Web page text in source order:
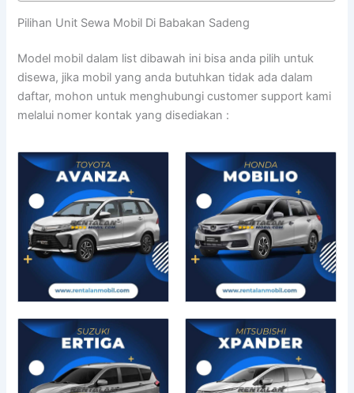
Pilihan Unit Sewa Mobil Di Babakan Sadeng
Model mobil dalam list dibawah ini bisa anda pilih untuk
disewa, jika mobil yang anda butuhkan tidak ada dalam
daftar, mohon untuk menghubungi customer support kami
melalui nomer kontak yang disediakan :